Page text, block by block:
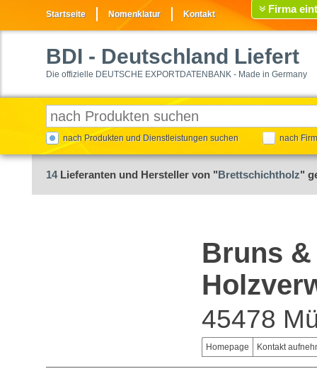
Startseite Nomenklatur Kontakt Firma
BDI - Deutschland Liefert
Die offizielle DEUTSCHE EXPORTDATENBANK - Made in Germany
nach Produkten und Dienstleistungen suchen nach
14Lieferanten und Hersteller von "Brettschichtholz"
Bruns &
45478
Homepage Kontakt